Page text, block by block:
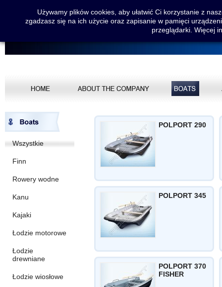
Wszystkie
Finn
Rowery wodne
Kanu
Kajaki
Łodzie motorowe
Łodzie
drewniane
Łodzie wiosłowe
POLPORT 290
POLPORT 345
POLPORT 370
FISHER
Używamy plików cookies, aby ułatwić Ci korzystanie z
zgadzasz się na ich użycie oraz zapisanie w pamięci
przeglądarki. Więcej